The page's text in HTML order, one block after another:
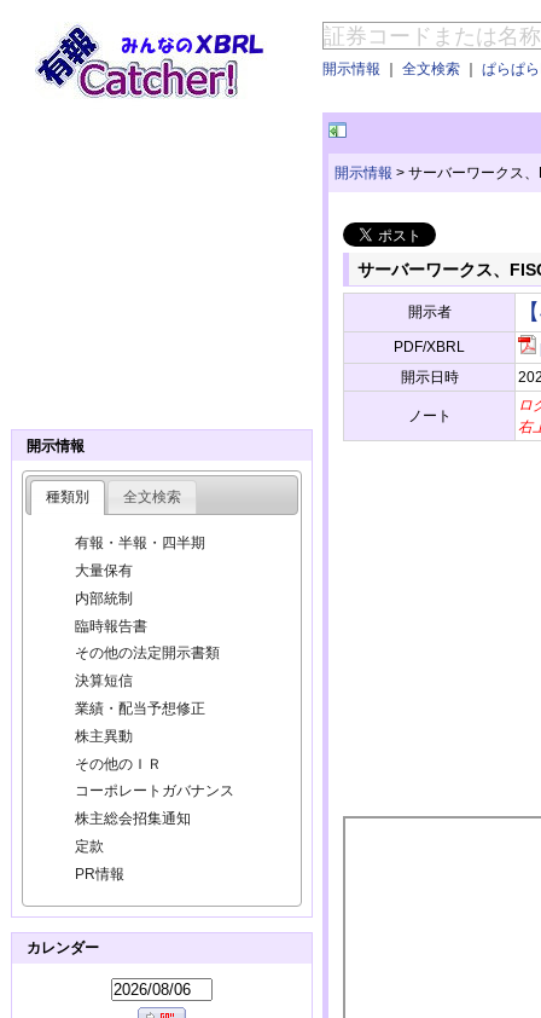
開示情報 ｜ 全文検索 ｜ ぱらぱ
開示情報 > サーバーワークス
サーバーワークス、
開示者
PDF/XBRL
開示日時
ノート
ロ
右
開示情報
種類別 全文検索
有報・半報・四半期
大量保有
内部統制
臨時報告書
その他の法定開示書類
決算短信
業績・配当予想修正
株主異動
その他のＩＲ
コーポレートガバナンス
株主総会招集通知
定款
PR情報
カレンダー